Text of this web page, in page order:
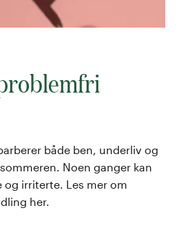
både ben, underliv og
Noen ganger kan
og irriterte. Les mer om
her.